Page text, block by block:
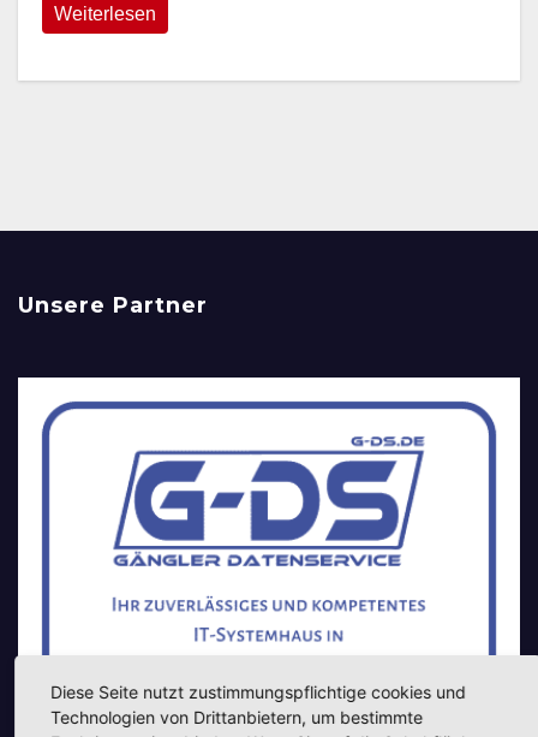
Weiterlesen
Unsere Partner
Diese Seite nutzt zustimmungspflichtige cookies und
Technologien von Drittanbietern, um bestimmte